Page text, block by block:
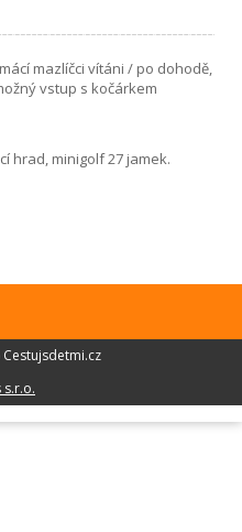
mazlíčci vítáni / po dohodě,
vstup s kočárkem
hrad, minigolf 27 jamek.